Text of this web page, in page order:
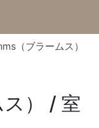
（ブラームス）
） / 室